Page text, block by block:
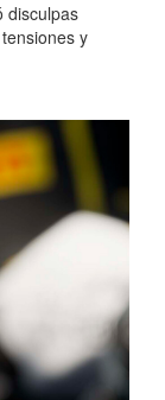
disculpas
y